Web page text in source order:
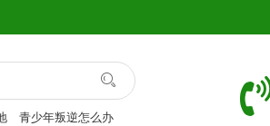
青少年叛逆怎么办